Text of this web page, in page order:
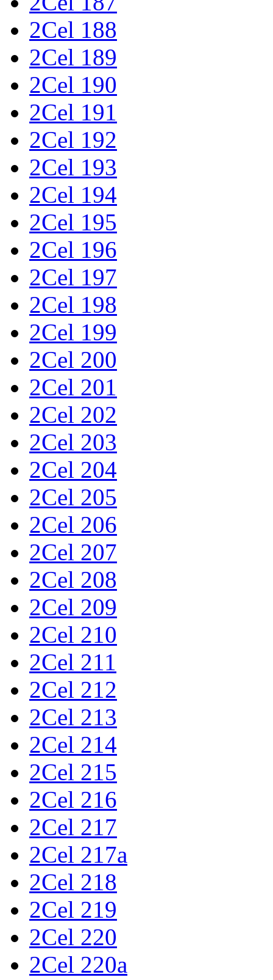
2Cel 188
2Cel 189
2Cel 190
2Cel 191
2Cel 192
2Cel 193
2Cel 194
2Cel 195
2Cel 196
2Cel 197
2Cel 198
2Cel 199
2Cel 200
2Cel 201
2Cel 202
2Cel 203
2Cel 204
2Cel 205
2Cel 206
2Cel 207
2Cel 208
2Cel 209
2Cel 210
2Cel 211
2Cel 212
2Cel 213
2Cel 214
2Cel 215
2Cel 216
2Cel 217
2Cel 217a
2Cel 218
2Cel 219
2Cel 220
2Cel 220a